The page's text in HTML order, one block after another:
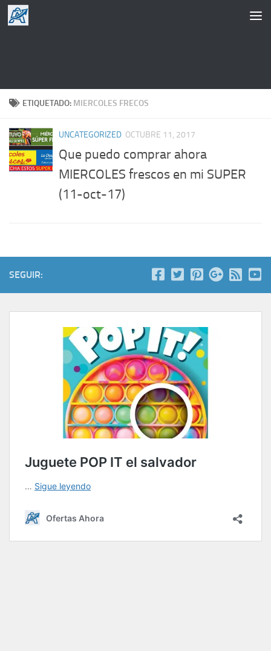
Saltar al contenido
ETIQUETADO: MIERCOLES FRECOS
UNCATEGORIZED OCTUBRE 11, 2017
Que puedo comprar ahora
MIERCOLES frescos en mi SUPER
(11-oct-17)
SEGUIR: